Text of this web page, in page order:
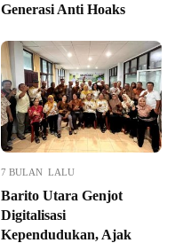
Generasi Anti Hoaks
7 BULAN LALU
Barito Utara Genjot
Digitalisasi
Kependudukan, Ajak